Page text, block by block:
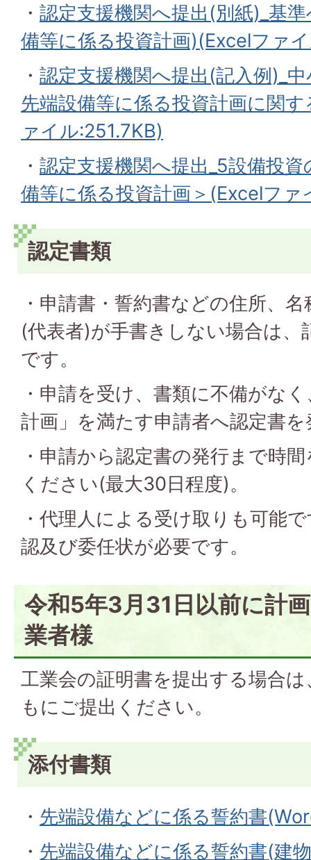
・ 認定支援機関へ提出(別紙)_基
備等に係る投資計画)(Excelファ
・ 認定支援機関へ提出(記入例)_
先端設備等に係る投資計画に関
ァイル:251.7KB)
・ 認定支援機関へ提出_5設備投
備等に係る投資計画＞(Excelファ
認定書類
・申請書・誓約書などの住所、
(代表者)が手書きしない場合は、
です。
・申請を受け、書類に不備がな
計画」を満たす申請者へ認定書
・申請から認定書の発行まで時
ください(最大30日程度)。
・代理人による受け取りも可能
認及び委任状が必要です。
令和5年3月31日以前に計
業者様
工業会の証明書を提出する場合
もにご提出ください。
添付書類
・ 先端設備などに係る誓約書
・ 先端設備などに係る誓約書(建